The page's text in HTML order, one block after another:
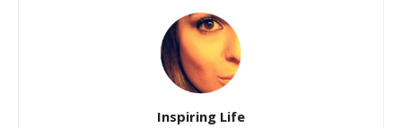
Inspiring Life